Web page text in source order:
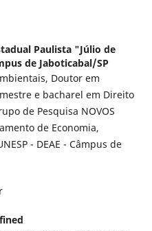
Paulista "Júlio de
de Jaboticabal/SP
Doutor em
e bacharel em Direito
de Pesquisa NOVOS
de Economia,
- DEAE - Câmpus de